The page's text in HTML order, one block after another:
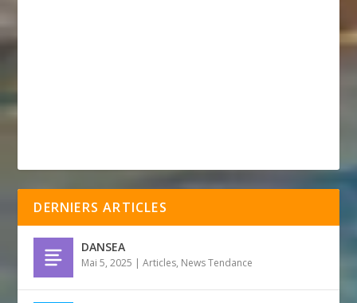
DERNIERS ARTICLES
DANSEA
Mai 5, 2025 |Articles, News Tendance